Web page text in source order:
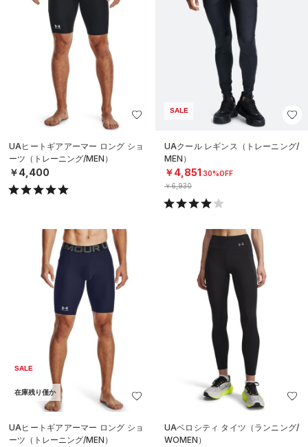
UAヒートギアアーマー ロング ショ
ーツ（トレーニング/MEN）
￥4,400
SALE
UAクール レギンス（トレーニング/
MEN）
￥4,851 30%OFF
￥6,930
SALE
在庫残り僅か
UAヒートギアアーマー ロング ショ
ーツ（トレーニング/MEN）
UAベロシティ タイツ（ランニング/
WOMEN）